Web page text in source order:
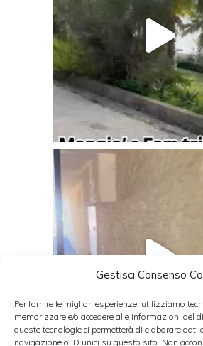
Gestisci Consenso
Per fornire le migliori esperienze, utilizziamo
memorizzare e/o accedere alle informazioni del
queste tecnologie ci permetterà di elaborare dati
navigazione o ID unici su questo sito. Non